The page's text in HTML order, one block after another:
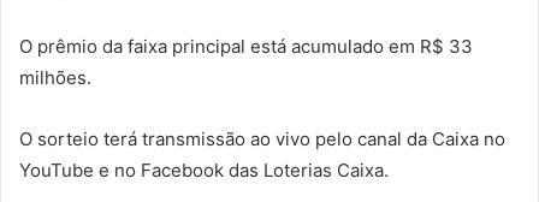
O prêmio da faixa principal está acumulado em R$ 33
milhões.
O sorteio terá transmissão ao vivo pelo canal da Caixa no
YouTube e no Facebook das Loterias Caixa.